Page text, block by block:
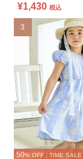
¥1,430 税込
3
50% OFF | TIME SALE